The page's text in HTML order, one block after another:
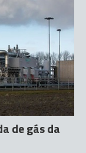
de gás da